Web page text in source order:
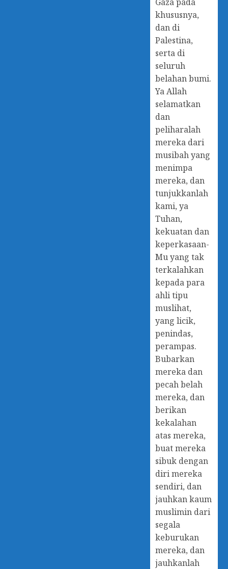
khususnya,
dan di
Palestina,
serta di
seluruh
belahan bumi.
Ya Allah
selamatkan
dan
peliharalah
mereka dari
musibah yang
menimpa
mereka, dan
tunjukkanlah
kami, ya
Tuhan,
kekuatan dan
keperkasaan-
Mu yang tak
terkalahkan
kepada para
ahli tipu
muslihat,
yang licik,
penindas,
perampas.
Bubarkan
mereka dan
pecah belah
mereka, dan
berikan
kekalahan
atas mereka,
buat mereka
sibuk dengan
diri mereka
sendiri, dan
jauhkan kaum
muslimin dari
segala
keburukan
mereka, dan
jauhkanlah